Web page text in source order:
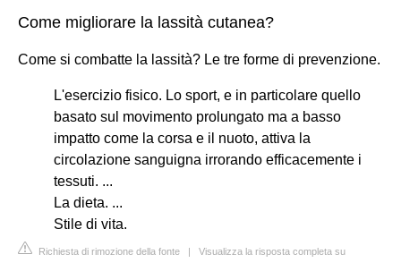
Come migliorare la lassità cutanea?
Come si combatte la lassità? Le tre forme di prevenzione.
L'esercizio fisico. Lo sport, e in particolare quello
basato sul movimento prolungato ma a basso
impatto come la corsa e il nuoto, attiva la
circolazione sanguigna irrorando efficacemente i
tessuti. ...
La dieta. ...
Stile di vita.
Richiesta di rimozione della fonte | Visualizza la risposta completa su